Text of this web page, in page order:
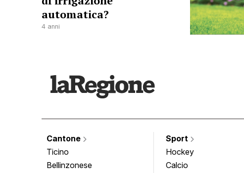
automatica?
4 anni
Cantone
Ticino
Bellinzonese
Sport
Hockey
Calcio